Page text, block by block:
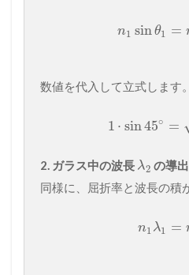
n1 sinθ1 =
数値を代入して立式します。
1 ⋅ sin45∘ =
2. ガラス中の波長 λ2 の導出
同様に、屈折率と波長の積
n1 λ1 =